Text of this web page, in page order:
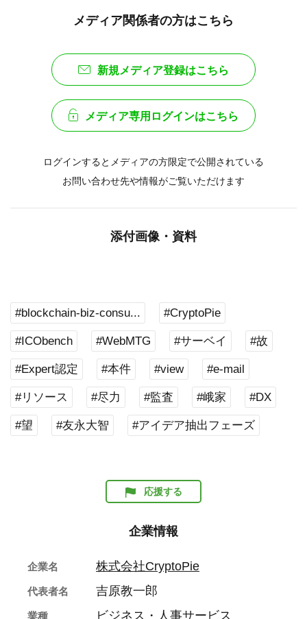
メディア関係者の方はこちら
新規メディア登録はこちら
メディア専用ログインはこちら
ログインするとメディアの方限定で公開されている
お問い合わせ先や情報がご覧いただけます
添付画像・資料
#blockchain-biz-consu... #CryptoPie
#ICObench #WebMTG #サーベイ #故
#Expert認定 #本件 #view #e-mail
#リソース #尽力 #監査 #峨家 #DX
#望 #友永大智 #アイデア抽出フェーズ
応援する
企業情報
企業名 株式会社CryptoPie
代表者名 吉原教一郎
業種 ビジネス・人事サービス